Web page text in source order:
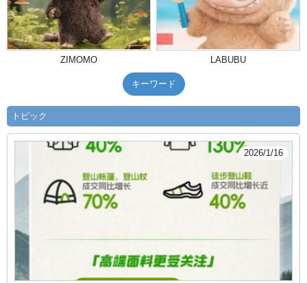
ZIMOMO LABUBU
キーワード
トピック
2026/1/16